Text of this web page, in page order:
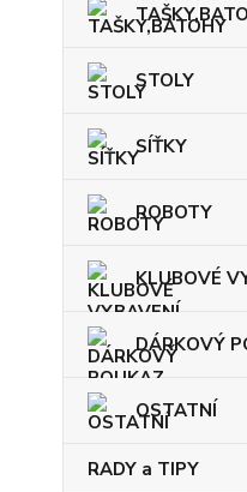
STOLY
SÍŤKY
ROBOTY
KLUBOVÉ
DÁRKOVÝ
OSTATNÍ
RADY a TIPY